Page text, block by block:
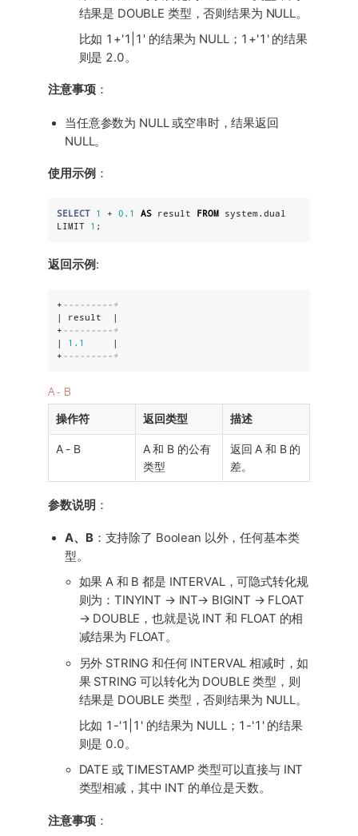
结果是 DOUBLE 类型，否则结果为 NULL。
比如 1+'1|1' 的结果为 NULL；1+'1' 的结果
则是 2.0。
注意事项：
当任意参数为 NULL 或空串时，结果返回
NULL。
使用示例 ：
SELECT 1 + 0.1 AS result FROM system.dual
LIMIT 1 ;
返回示例 :
+ ---------+
| result  |
+ ---------+
| 1.1
     |
+ ---------+
A - B
操作符 返回类型 描述
A - B
A 和 B 的公有
类型
返回 A 和 B 的
差。
参数说明 ：
A、B：支持除了 Boolean 以外，任何基本类
型。
如果 A 和 B 都是 INTERVAL，可隐式转化规
则为：TINYINT → INT→ BIGINT → FLOAT
→ DOUBLE，也就是说 INT 和 FLOAT 的相
减结果为 FLOAT。
另外 STRING 和任何 INTERVAL 相减时，如
果 STRING 可以转化为 DOUBLE 类型，则
结果是 DOUBLE 类型，否则结果为 NULL。
比如 1-'1|1' 的结果为 NULL；1-'1' 的结果
则是 0.0。
DATE 或 TIMESTAMP 类型可以直接与 INT
类型相减，其中 INT 的单位是天数。
注意事项：